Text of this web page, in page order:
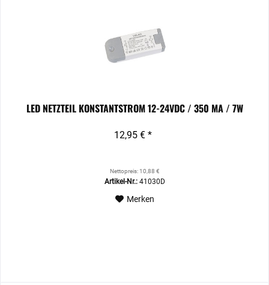
LED NETZTEIL KONSTANTSTROM 12-24VDC / 350 MA / 7W
12,95 € *
Nettopreis: 10,88 €
Artikel-Nr.:41030D
Merken